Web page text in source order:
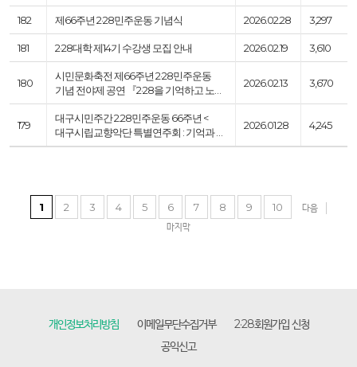
182 제66주년 2·28민주운동 기념식 2026.02.28 3,297
181 2·28대학 제14기 수강생 모집 안내 2026.02.19 3,610
180
시민문화축전 제66주년 2·28민주운동
기념 전야제 공연 『2·28을 기억하고 노…
2026.02.13 3,670
179
대구시민주간 2.28민주운동 66주년 <
대구시립교향악단 특별연주회 : 기억과 …
2026.01.28 4,245
1 2 3 4 5 6 7 8 9 10
다음
마지막
개인정보처리방침 이메일무단수집거부
2·28회원가입 신청
공익신고